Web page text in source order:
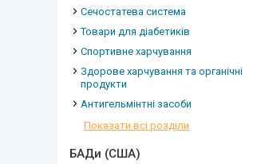
Сечостатева система
Товари для діабетиків
Спортивне харчування
Здорове харчування та органічні
продукти
Антигельмінтні засоби
Показати всі розділи
БАДи (США)